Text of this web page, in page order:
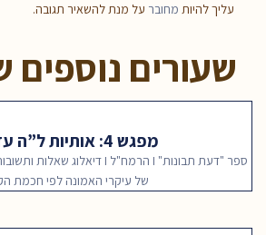
עליך להיות מחובר על מנת להשאיר תגובה.
שעורים
מפגש 4: אותיות ל”ה עד ל”ו
של עיקרי האמונה לפי חכמת